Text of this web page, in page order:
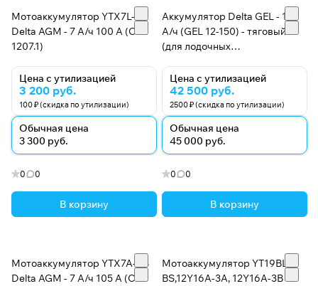
Мотоаккумулятор YTX7L-BS
Delta AGM - 7 А/ч 100 А (CT
1207.1)
Цена с утилизацией
3 200 руб.
100 ₽ (скидка по утилизации)
Обычная цена
3 300 руб.
0 0
В корзину
Аккумулятор Delta GEL - 150
А/ч (GEL 12-150) - тяговый
(для лодочных
Цена с утилизацией
42 500 руб.
2500 ₽ (скидка по утилизации)
Обычная цена
45 000 руб.
0 0
В корзину
Мотоаккумулятор YTX7A-BS
Delta AGM - 7 А/ч 105 А (CT
Мотоаккумулятор YT19BL-
BS,12Y16A-3A, 12Y16A-3B